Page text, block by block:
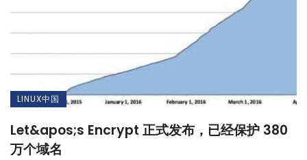
LINUX中国
Let&apos;s Encrypt 正式发布，已经保护 380
万个域名